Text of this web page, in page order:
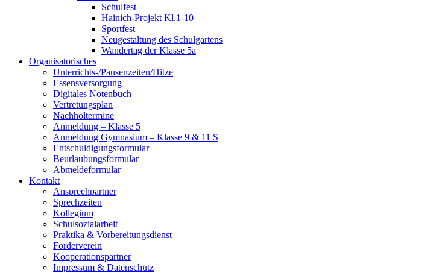
Schulfest
Hainich-Projekt Kl.1-10
Sportfest
Neugestaltung des Schulgartens
Wandertag der Klasse 5a
Organisatorisches
Unterrichts-/Pausenzeiten/Hitze
Essensversorgung
Digitales Notenbuch
Vertretungsplan
Nachholtermine
Anmeldung – Klasse 5
Anmeldung Gymnasium – Klasse 9 & 11 S
Entschuldigungsformular
Beurlaubungsformular
Abmeldeformular
Kontakt
Ansprechpartner
Sprechzeiten
Kollegium
Schulsozialarbeit
Praktika & Vorbereitungsdienst
Förderverein
Kooperationspartner
Impressum & Datenschutz